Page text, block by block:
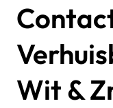
Wit &